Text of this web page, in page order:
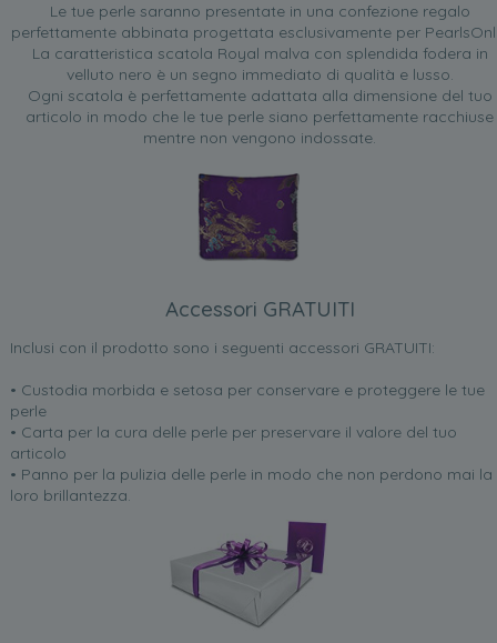
Le tue perle saranno presentate in una confezione regalo
perfettamente abbinata progettata esclusivamente per
La caratteristica scatola Royal malva con splendida fodera in
velluto nero è un segno immediato di qualità e lusso.
Ogni scatola è perfettamente adattata alla dimensione del tuo
articolo in modo che le tue perle siano perfettamente racchiuse
mentre non vengono indossate.
Accessori GRATUITI
Inclusi con il prodotto sono i seguenti accessori GRATUITI:
• Custodia morbida e setosa per conservare e proteggere le tue
perle
• Carta per la cura delle perle per preservare il valore del tuo
articolo
• Panno per la pulizia delle perle in modo che non perdono mai la
loro brillantezza.